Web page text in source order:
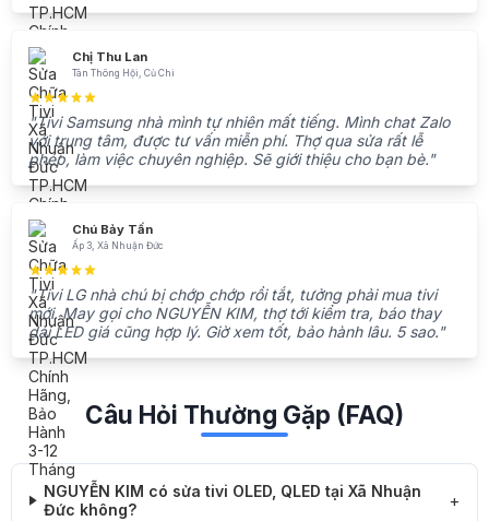
Chị Thu Lan
Tân Thông Hội, Củ Chi
"Tivi Samsung nhà mình tự nhiên mất tiếng. Mình chat Zalo
với trung tâm, được tư vấn miễn phí. Thợ qua sửa rất lễ
phép, làm việc chuyên nghiệp. Sẽ giới thiệu cho bạn bè."
Chú Bảy Tấn
Ấp 3, Xã Nhuận Đức
"Tivi LG nhà chú bị chớp chớp rồi tắt, tưởng phải mua tivi
mới. May gọi cho NGUYỄN KIM, thợ tới kiểm tra, báo thay
dải LED giá cũng hợp lý. Giờ xem tốt, bảo hành lâu. 5 sao."
Câu Hỏi Thường Gặp (FAQ)
NGUYỄN KIM có sửa tivi OLED, QLED tại Xã Nhuận
Đức không?